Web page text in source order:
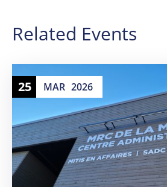
Related Events
25 MAR 2026